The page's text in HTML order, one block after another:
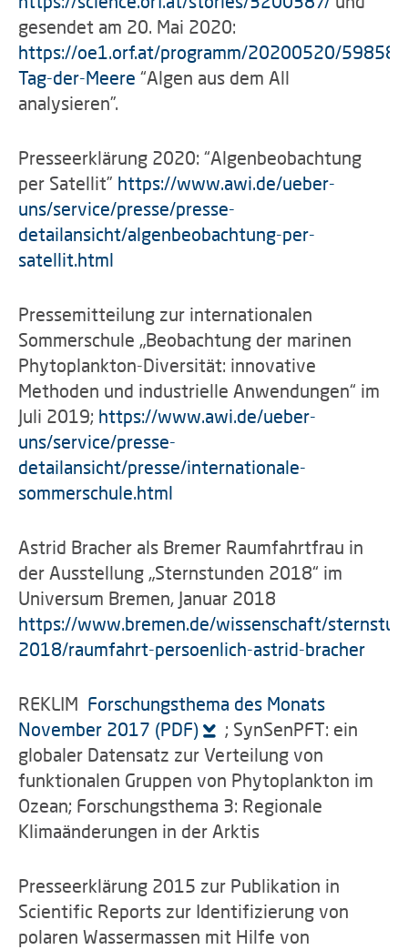
gesendet am 20. Mai 2020:
https://oe1.orf.at/programm/20200520/
Tag-der-Meere “Algen aus dem All
analysieren”.
Presseerklärung 2020: “Algenbeobachtung
per Satellit” https://www.awi.de/ueber-
uns/service/presse/presse-
detailansicht/algenbeobachtung-per-
satellit.html
Pressemitteilung zur internationalen
Sommerschule „Beobachtung der marinen
Phytoplankton-Diversität: innovative
Methoden und industrielle Anwendungen“ im
Juli 2019; https://www.awi.de/ueber-
uns/service/presse-
detailansicht/presse/internationale-
sommerschule.html
Astrid Bracher als Bremer Raumfahrtfrau in
der Ausstellung „Sternstunden 2018“ im
Universum Bremen, Januar 2018
https://www.bremen.de/wissenschaft/
2018/raumfahrt-persoenlich-astrid-bracher
REKLIM Forschungsthema des Monats
November 2017 (PDF)
; SynSenPFT: ein
globaler Datensatz zur Verteilung von
funktionalen Gruppen von Phytoplankton im
Ozean; Forschungsthema 3: Regionale
Klimaänderungen in der Arktis
Presseerklärung 2015 zur Publikation in
Scientific Reports zur Identifizierung von
polaren Wassermassen mit Hilfe von